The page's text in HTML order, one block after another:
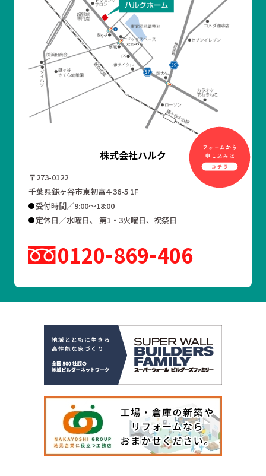
株式会社ハルク
〒273-0122
千葉県鎌ヶ谷市東初富4-36-5 1F
受付時間／9:00～18:00
定休日／水曜日、 第1・3火曜日、祝祭日
0120 869 406